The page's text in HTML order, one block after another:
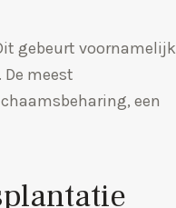
gebeurt voornamelijk
meest
een